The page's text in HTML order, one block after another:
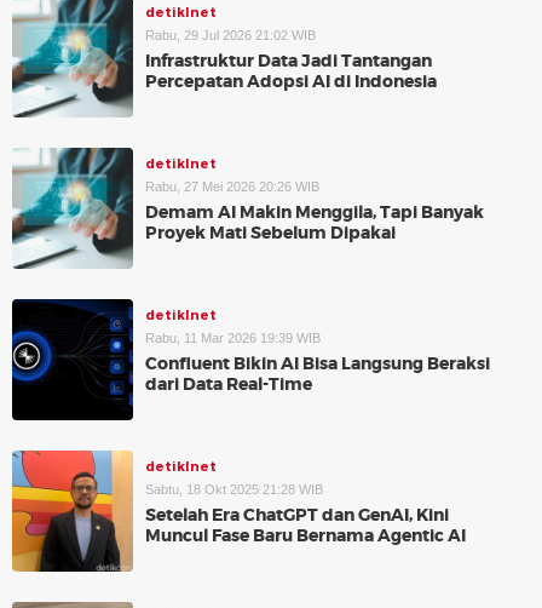
detikInet
Rabu, 29 Jul 2026 21:02 WIB
Infrastruktur Data Jadi Tantangan
Percepatan Adopsi AI di Indonesia
detikInet
Rabu, 27 Mei 2026 20:26 WIB
Demam AI Makin Menggila, Tapi Banyak
Proyek Mati Sebelum Dipakai
detikInet
Rabu, 11 Mar 2026 19:39 WIB
Confluent Bikin AI Bisa Langsung Beraksi
dari Data Real-Time
detikInet
Sabtu, 18 Okt 2025 21:28 WIB
Setelah Era ChatGPT dan GenAI, Kini
Muncul Fase Baru Bernama Agentic AI